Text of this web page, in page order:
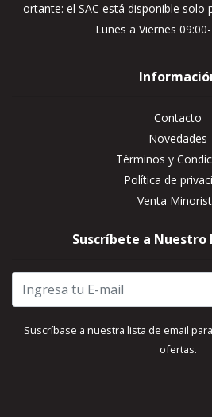
ortante: el SAC está disponible solo
Lunes a Viernes
Contacto
Novedades
Términos y
Política de
Venta
Suscríbete a
Suscríbase a nuestra lista de email
ofertas.